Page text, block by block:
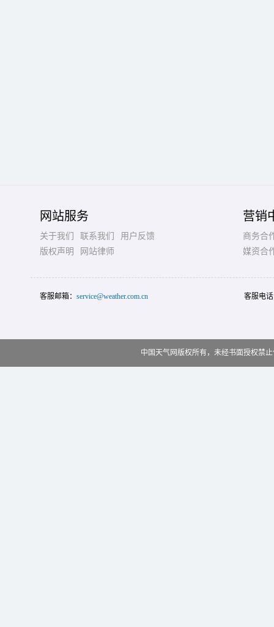
网站服务
关于我们 联系我们
用户反馈
版权声明
网站律师
营销
商务合
媒资合
客服邮箱： service@weather.com.cn 客服电
中国天气网版权所有，未经书面授权